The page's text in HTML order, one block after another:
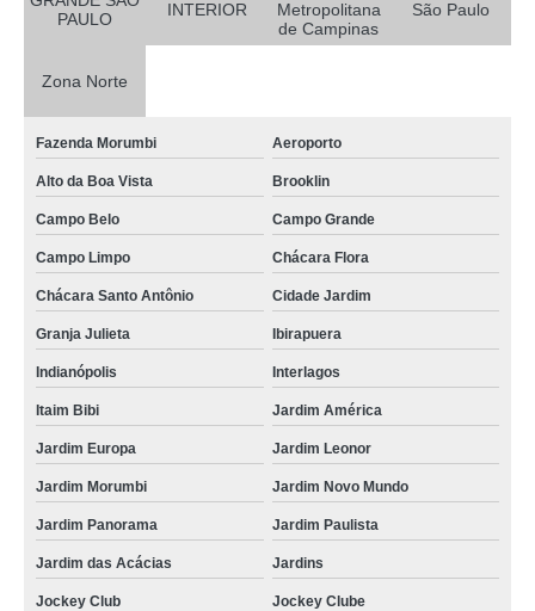
PAULO
INTERIOR
Metropolitana
de Campinas
São Paulo
Zona Norte
Fazenda Morumbi Aeroporto
Alto da Boa Vista Brooklin
Campo Belo Campo Grande
Campo Limpo Chácara Flora
Chácara Santo Antônio Cidade Jardim
Granja Julieta Ibirapuera
Indianópolis Interlagos
Itaim Bibi Jardim América
Jardim Europa Jardim Leonor
Jardim Morumbi Jardim Novo Mundo
Jardim Panorama Jardim Paulista
Jardim das Acácias Jardins
Jockey Club Jockey Clube